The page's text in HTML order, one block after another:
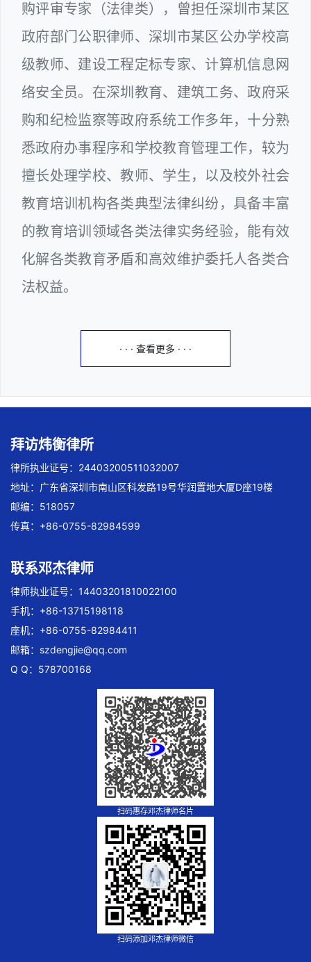
购评审专家（法律类），曾担任深圳市某区
政府部门公职律师、深圳市某区公办学校高
级教师、建设工程定标专家、计算机信息网
络安全员。在深圳教育、建筑工务、政府采
购和纪检监察等政府系统工作多年，十分熟
悉政府办事程序和学校教育管理工作，较为
擅长处理学校、教师、学生，以及校外社会
教育培训机构各类典型法律纠纷，具备丰富
的教育培训领域各类法律实务经验，能有效
化解各类教育矛盾和高效维护委托人各类合
法权益。
· · · 查看更多 · · ·
拜访炜衡律所
律所执业证号：24403200511032007
地址：广东省深圳市南山区科发路19号华润置地大厦D座19楼
邮编：518057
传真：+86-0755-82984599
联系邓杰律师
律师执业证号：14403201810022100
手机：+86-13715198118
座机：+86-0755-82984411
邮箱： szdengjie@qq.com
Q Q：578700168
扫码惠存邓杰律师名片
扫码添加邓杰律师微信